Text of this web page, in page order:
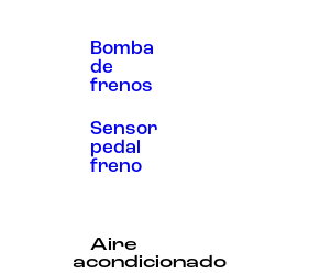
Bomba
de
frenos
Sensor
pedal
freno
Aire
acondicionado